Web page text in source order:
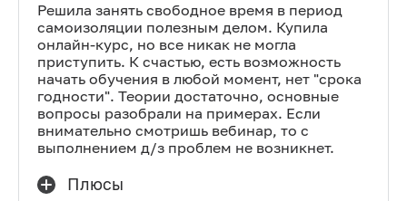
Решила занять свободное время в период
самоизоляции полезным делом. Купила
онлайн-курс, но все никак не могла
приступить. К счастью, есть возможность
начать обучения в любой момент, нет "срока
годности". Теории достаточно, основные
вопросы разобрали на примерах. Если
внимательно смотришь вебинар, то с
выполнением д/з проблем не возникнет.
Плюсы